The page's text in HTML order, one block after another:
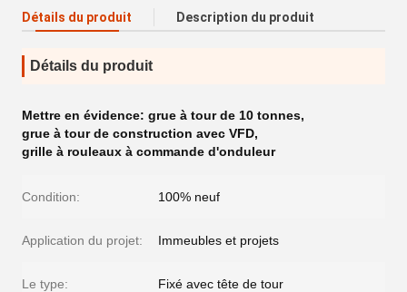
Détails du produit Description du produit
Détails du produit
Mettre en évidence: grue à tour de 10 tonnes,
grue à tour de construction avec VFD,
grille à rouleaux à commande d'onduleur
Condition: 100% neuf
Application du projet: Immeubles et projets
Le type: Fixé avec tête de tour